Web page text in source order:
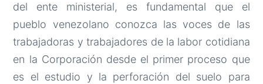
del ente ministerial, es fundamental que el
pueblo venezolano conozca las voces de las
trabajadoras y trabajadores de la labor cotidiana
en la Corporación desde el primer proceso que
es el estudio y la perforación del suelo para